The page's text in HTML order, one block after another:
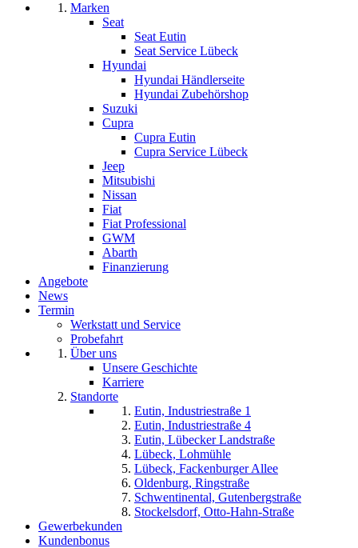
Marken
Seat
Seat Eutin
Seat Service Lübeck
Hyundai
Hyundai Händlerseite
Hyundai Zubehörshop
Suzuki
Cupra
Cupra Eutin
Cupra Service Lübeck
Jeep
Mitsubishi
Nissan
Fiat
Fiat Professional
GWM
Abarth
Finanzierung
Angebote
News
Termin
Werkstatt und Service
Probefahrt
Über uns
Unsere Geschichte
Karriere
Standorte
Eutin, Industriestraße 1
Eutin, Industriestraße 4
Eutin, Lübecker Landstraße
Lübeck, Lohmühle
Lübeck, Fackenburger Allee
Oldenburg, Ringstraße
Schwentinental, Gutenbergstraße
Stockelsdorf, Otto-Hahn-Straße
Gewerbekunden
Kundenbonus